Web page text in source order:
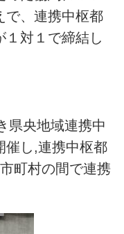
で、連携中枢都
１対１で締結し
県央地域連携中
催し,連携中枢都
町村の間で連携